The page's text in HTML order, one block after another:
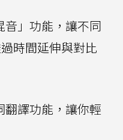
音」功能，讓不同
時間延伸與對比
翻譯功能，讓你輕